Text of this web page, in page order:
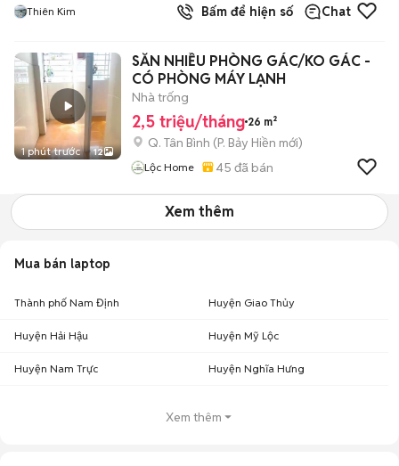
Thiên Kim Bấm để hiện số Chat
1 phút trước 12
SẴN NHIỀU PHÒNG GÁC/KO GÁC -
CÓ PHÒNG MÁY LẠNH
Nhà trống
2,5 triệu/tháng 26 m²
Q. Tân Bình (P. Bảy Hiền mới)
Lộc Home 45 đã bán
Xem thêm
Mua bán laptop
Thành phố Nam Định Huyện Giao Thủy
Huyện Hải Hậu Huyện Mỹ Lộc
Huyện Nam Trực Huyện Nghĩa Hưng
Xem thêm